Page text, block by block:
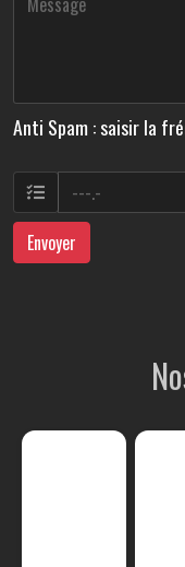
Anti Spam : saisir la
Envoyer